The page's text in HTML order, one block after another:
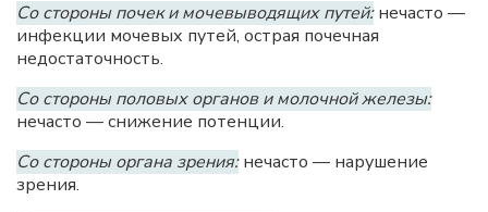
Со стороны почек и мочевыводящих путей:нечасто —
инфекции мочевых путей, острая почечная
недостаточность.
Со стороны половых органов и молочной железы:
нечасто — снижение потенции.
Со стороны органа зрения:нечасто — нарушение
зрения.